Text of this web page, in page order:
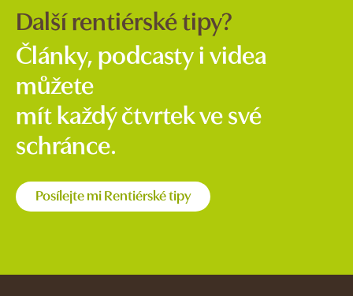
Další rentiérské tipy?
Články, podcasty i videa
můžete
mít každý čtvrtek ve své
schránce.
Posílejte mi Rentiérské tipy